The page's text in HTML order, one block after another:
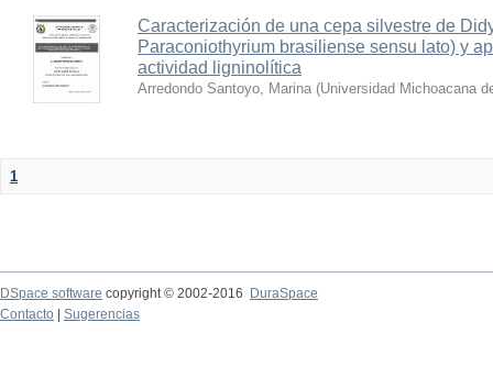
Caracterización de una cepa silvestre de
Paraconiothyrium brasiliense sensu lato) y
actividad ligninolítica
Arredondo Santoyo, Marina (Universidad Michoacana
1
DSpace software copyright © 2002-2016
DuraSpace
Contacto
Sugerencias